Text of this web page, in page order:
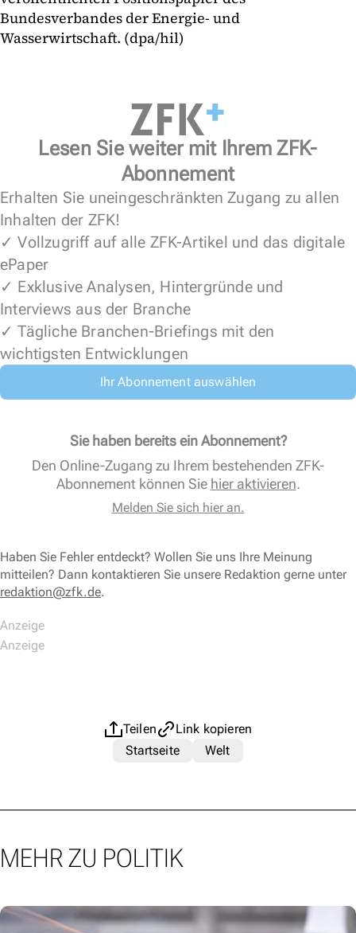
Bundesverbandes der Energie- und
Wasserwirtschaft. (dpa/hil)
Lesen Sie weiter mit Ihrem ZFK-
Abonnement
Erhalten Sie uneingeschränkten Zugang zu allen
Inhalten der ZFK!
✓ Vollzugriff auf alle ZFK-Artikel und das digitale
ePaper
✓ Exklusive Analysen, Hintergründe und
Interviews aus der Branche
✓ Tägliche Branchen-Briefings mit den
wichtigsten Entwicklungen
Ihr Abonnement auswählen
Sie haben bereits ein Abonnement?
Den Online-Zugang zu Ihrem bestehenden ZFK-
Abonnement können Sie hier aktivieren.
Melden Sie sich hier an.
Haben Sie Fehler entdeckt? Wollen Sie uns Ihre Meinung
mitteilen? Dann kontaktieren Sie unsere Redaktion gerne unter
redaktion@zfk.de.
Teilen
Link kopieren
Startseite
Welt
MEHR ZU POLITIK